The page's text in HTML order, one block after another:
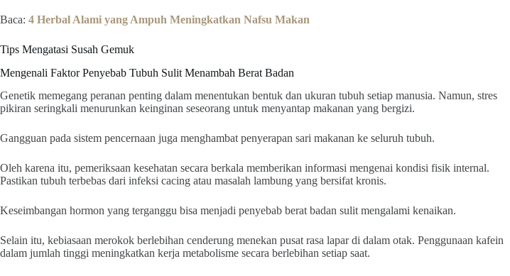
Baca: 4 Herbal Alami yang Ampuh Meningkatkan Nafsu Makan
Tips Mengatasi Susah Gemuk
Mengenali Faktor Penyebab Tubuh Sulit Menambah Berat Badan
Genetik memegang peranan penting dalam menentukan bentuk dan ukuran tubuh setiap manusia. Namun, stres
pikiran seringkali menurunkan keinginan seseorang untuk menyantap makanan yang bergizi.
Gangguan pada sistem pencernaan juga menghambat penyerapan sari makanan ke seluruh tubuh.
Oleh karena itu, pemeriksaan kesehatan secara berkala memberikan informasi mengenai kondisi fisik internal.
Pastikan tubuh terbebas dari infeksi cacing atau masalah lambung yang bersifat kronis.
Keseimbangan hormon yang terganggu bisa menjadi penyebab berat badan sulit mengalami kenaikan.
Selain itu, kebiasaan merokok berlebihan cenderung menekan pusat rasa lapar di dalam otak. Penggunaan kafein
dalam jumlah tinggi meningkatkan kerja metabolisme secara berlebihan setiap saat.